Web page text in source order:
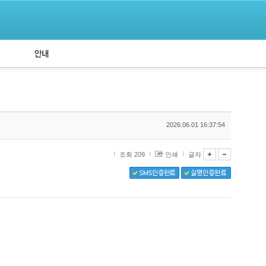
공지사항
2026.06.01 16:37:54
조회 209 인쇄 글자